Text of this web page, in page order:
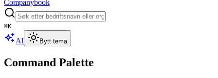
Companybook
⌘K
AI Bytt tema
Command Palette